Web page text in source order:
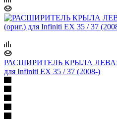
РАСШИРИТЕЛЬ КРЫЛА
для Infiniti EX 35 / 37 (2008-)